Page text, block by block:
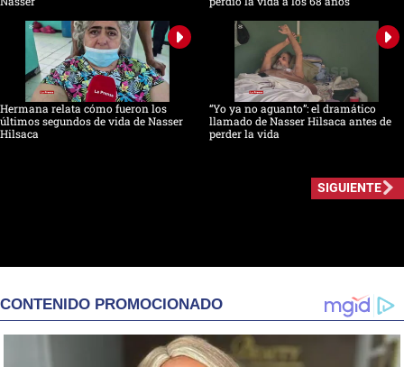
Hermana relata cómo fueron los
últimos segundos de vida de Nasser
Hilsaca
“Yo ya no aguanto”: el dramático
llamado de Nasser Hilsaca antes de
perder la vida
SIGUIENTE
CONTENIDO PROMOCIONADO